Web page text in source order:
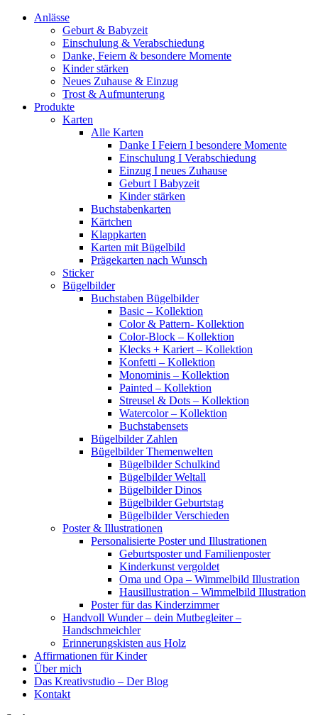
Anlässe
Geburt & Babyzeit
Einschulung & Verabschiedung
Danke, Feiern & besondere Momente
Kinder stärken
Neues Zuhause & Einzug
Trost & Aufmunterung
Produkte
Karten
Alle Karten
Danke I Feiern I besondere Momente
Einschulung I Verabschiedung
Einzug I neues Zuhause
Geburt I Babyzeit
Kinder stärken
Buchstabenkarten
Kärtchen
Klappkarten
Karten mit Bügelbild
Prägekarten nach Wunsch
Sticker
Bügelbilder
Buchstaben Bügelbilder
Basic – Kollektion
Color & Pattern- Kollektion
Color-Block – Kollektion
Klecks + Kariert – Kollektion
Konfetti – Kollektion
Monominis – Kollektion
Painted – Kollektion
Streusel & Dots – Kollektion
Watercolor – Kollektion
Buchstabensets
Bügelbilder Zahlen
Bügelbilder Themenwelten
Bügelbilder Schulkind
Bügelbilder Weltall
Bügelbilder Dinos
Bügelbilder Geburtstag
Bügelbilder Verschieden
Poster & Illustrationen
Personalisierte Poster und Illustrationen
Geburtsposter und Familienposter
Kinderkunst vergoldet
Oma und Opa – Wimmelbild Illustration
Hausillustration – Wimmelbild Illustration
Poster für das Kinderzimmer
Handvoll Wunder – dein Mutbegleiter –
Handschmeichler
Erinnerungskisten aus Holz
Affirmationen für Kinder
Über mich
Das Kreativstudio – Der Blog
Kontakt